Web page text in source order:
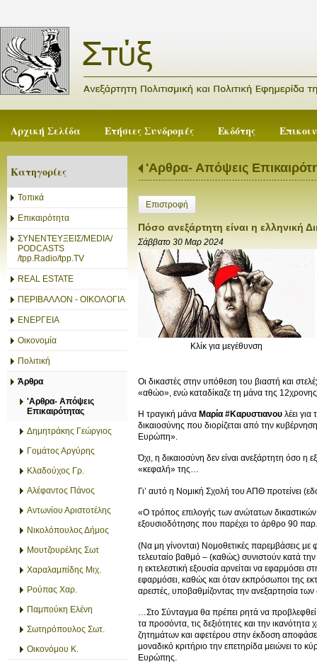
Αρχική Σελίδα Ετήσιες Συνδρομές Εκδότης
Κατηγορίες
Τοπικά
Επικαιρότητα
ΣΥΝΕΝΤΕΥΞΕΙΣ/MEDIA/
PODCASTS
/tpp.Radio/tpp.TV
REAL ESTATE
ΠΕΡΙΒΑΛΛΟΝ - ΟΙΚΟΛΟΓΙΑ
ΕΝΕΡΓΕΙΑ
Οικονομία
Πολιτική
Άρθρα
'Αρθρα- Απόψεις
Επικαιρότητας
Δημητράκης Γεώργιος
Γομάτος Αργύρης
Κλαδούχος Γρ.
Αλέφαντος Πάνος
Αντωνίου Αριστοτέλης
Νικολόπουλος Δήμος
Μουτζουρέλης Σωτ
Χαραλαμπίδης Μιχ.
Ρούπας Χαρ.
Παμπούκη Ελένη
Σωτηρόπουλος Σωτ.
Οικονόμου Κ.
'Αρθρα- Απόψεις
Επιστροφή
Πόσο ανεξάρτητη είναι η ελληνική
Σάββατο 30 Μαρ 2024
Κλίκ για μεγέθυνση
Οι δικαστές στην υπόθεση του βιαστή και
«αθώο», ενώ καταδίκαζε τη μάνα της
Η τραγική μάνα Μαρία #Καρυστιανου λέει
δικαιοσύνης που διορίζεται από την
Ευρώπη».
Όχι, η δικαιοσύνη δεν είναι ανεξάρτητη όσο η
«κεφαλή» της…
Γι’ αυτό η Νομική Σχολή του ΑΠΘ προτείνει
«Ο τρόπος επιλογής των ανώτατων
εξουσιοδότησης που παρέχει το άρθρο 90
(Να μη γίνονται) Νομοθετικές παρεμβάσεις με
τελευταίο βαθμό – (καθώς) συνιστούν κατά
η εκτελεστική εξουσία αρνείται να εφαρμόσει
εφαρμόσει, καθώς και όταν εκπρόσωποι της
αρεστές, υποβαθμίζοντας την ανεξαρτησία των
…Στο Σύνταγμα θα πρέπει ρητά να προβλεφθεί
τα προσόντα, τις δεξιότητες και την
ζητημάτων και αφετέρου στην έκδοση
μοναδικό κριτήριο την επετηρίδα μειώνει το
Ευρώπης.